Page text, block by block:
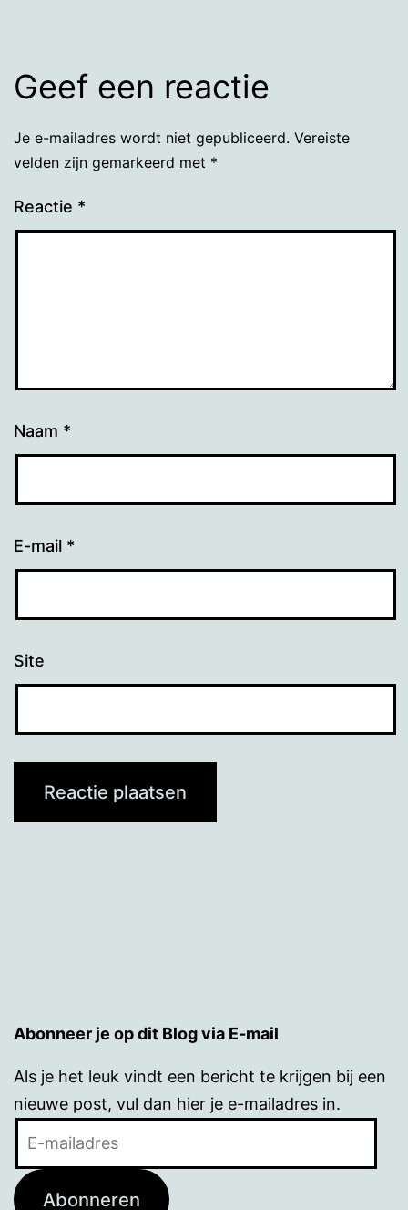
Geef een reactie
Je e-mailadres wordt niet gepubliceerd. Vereiste
velden zijn gemarkeerd met *
Reactie *
Naam *
E-mail *
Site
Abonneer je op dit Blog via E-mail
Als je het leuk vindt een bericht te krijgen bij een
nieuwe post, vul dan hier je e-mailadres in.
Abonneren